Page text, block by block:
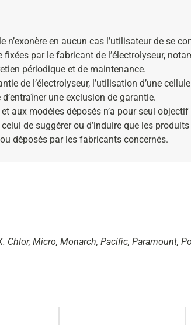
n’exonère en aucun cas l’utilisateur de se
fixées par le fabricant de l’électrolyseur,
périodique et de maintenance.
de l’électrolyseur, l’utilisation d’une
une exclusion de garantie.
aux modèles déposés n’a pour seul
de suggérer ou d’induire que les
déposés par les fabricants concernés.
Micro, Monarch, Pacific, Paramount,